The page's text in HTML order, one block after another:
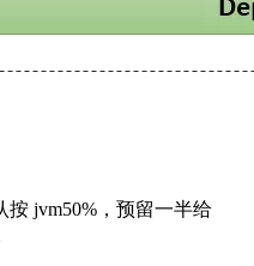
按 jvm50%，预留一半给